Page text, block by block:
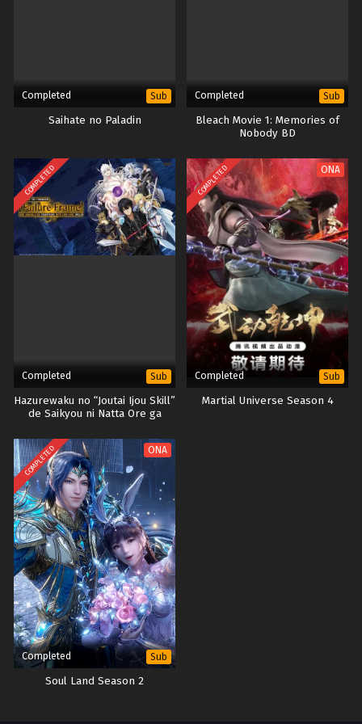
Completed Sub
Saihate no Paladin
Completed Sub
Bleach Movie 1: Memories of
Nobody BD
COMPLETED
Completed Sub
Hazurewaku no “Joutai Ijou Skill”
de Saikyou ni Natta Ore ga
Batch
COMPLETED ONA
Completed Sub
Martial Universe Season 4
COMPLETED ONA
Completed Sub
Soul Land Season 2